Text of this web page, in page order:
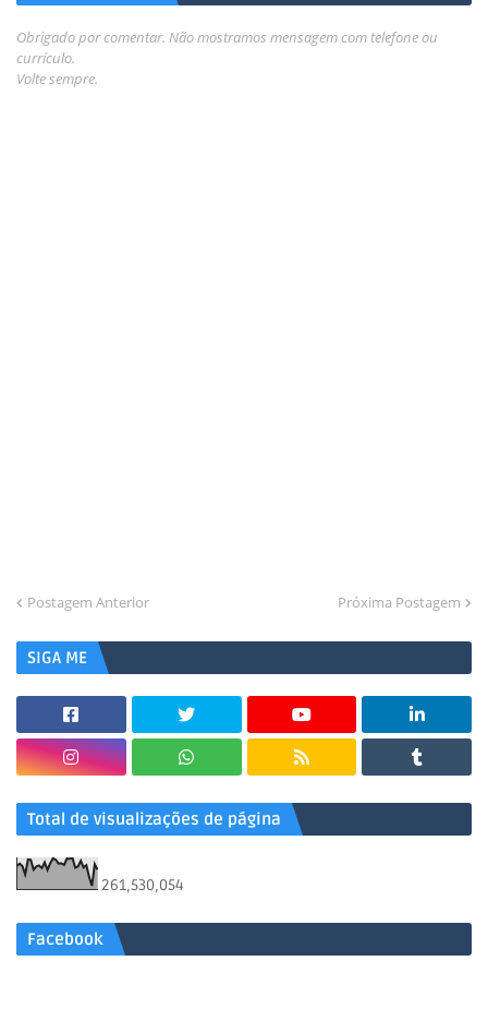
Obrigado por comentar. Não mostramos mensagem com telefone ou
currículo.
Volte sempre.
Postagem Anterior Próxima Postagem
SIGA ME
Total de visualizações de página
261,530,054
Facebook